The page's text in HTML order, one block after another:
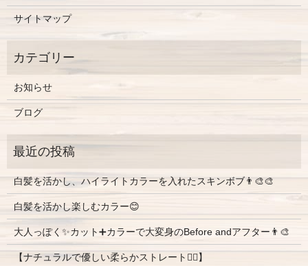
サイトマップ
お知らせ
ブログ
白髪を活かし、ハイライトカラーを入れたスキンボブ👨‍🎨🎨
白髪を活かし楽しむカラー😊
大人っぽく✨カット➕カラーで大変身のBefore andアフター👨‍🎨
【ナチュラルで優しい柔らかストレート💇‍♀️】